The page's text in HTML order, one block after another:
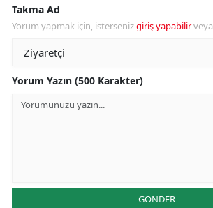
Takma Ad
Yorum yapmak için, istersenizgiriş yapabilirveya
Yorum Yazın (500 Karakter)
GÖNDER